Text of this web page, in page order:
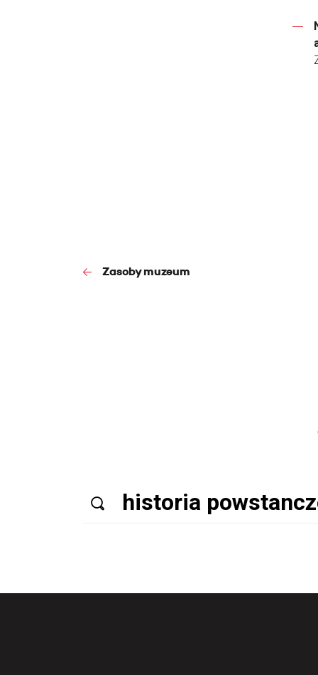
Zasoby muzeum